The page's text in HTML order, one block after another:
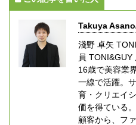
Takuya
淺野 卓矢
員
16歳で美容業
一線で活躍。
育・クリエイ
価を得ている
顧客から、フ